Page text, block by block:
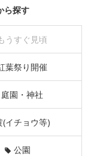
ら探す
うすぐ見頃
葉祭り開催
庭園・神社
(イチョウ等)
公園